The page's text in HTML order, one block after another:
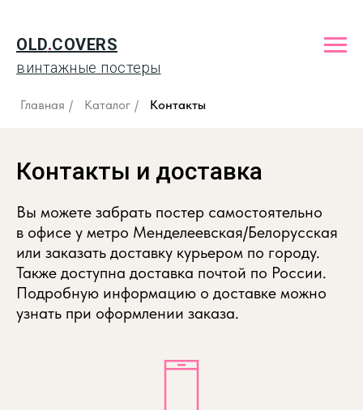
OLD.COVERS
винтажные постеры
Главная / Каталог / Контакты
Контакты и доставка
Вы можете забрать постер самостоятельно
в офисе у метро Менделеевская/Белорусская
или заказать доставку курьером по городу.
Также доступна доставка почтой по России.
Подробную информацию о доставке можно
узнать при оформлении заказа.